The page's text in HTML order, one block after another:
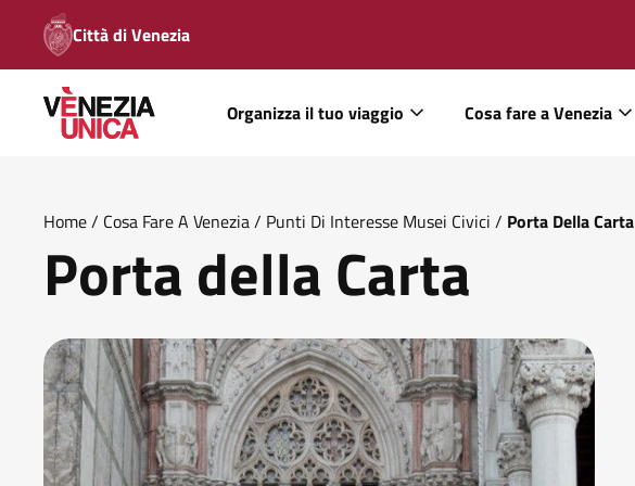
Città di Venezia
Organizza il tuo viaggio Cosa fare a Venezia
Home/ Cosa Fare A Venezia/ Punti Di Interesse Musei Civici / Porta Della Carta
Porta della Carta